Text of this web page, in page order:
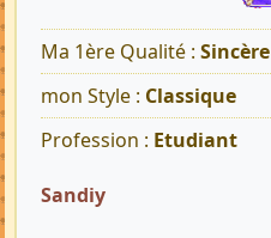
Ma 1ère Qualité : Sincère
mon Style : Classique
Profession : Etudiant
Sandiy